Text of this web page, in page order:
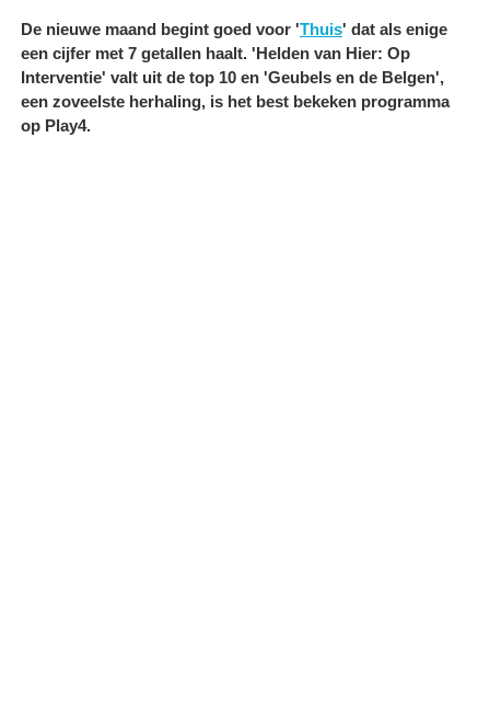
De nieuwe maand begint goed voor 'Thuis' dat als enige
een cijfer met 7 getallen haalt. 'Helden van Hier: Op
Interventie' valt uit de top 10 en 'Geubels en de Belgen',
een zoveelste herhaling, is het best bekeken programma
op Play4.